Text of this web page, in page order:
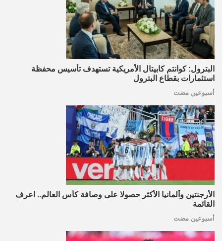
البترول: كوانتم كابيتال الأمريكية تستهدف تأسيس محفظة
استثمارات بقطاع البترول
أسبوعين مضت
الأرجنتين وألمانيا الأكثر حصولا على وصافة كأس العالم.. اعرف
القائمة
أسبوعين مضت